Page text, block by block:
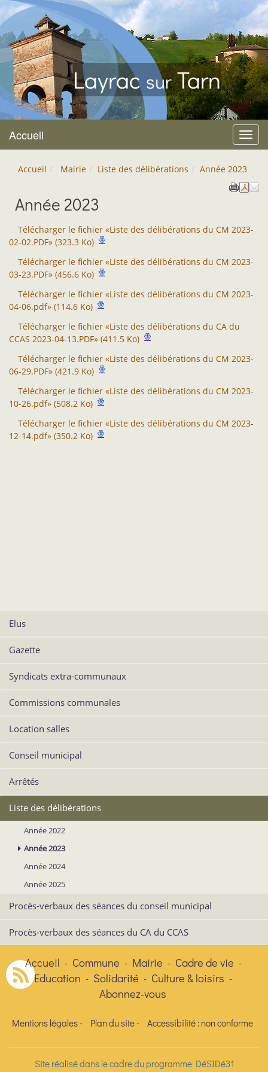
Layrac surTarn
Menu
Accueil
Accueil Mairie Liste des délibérations Année 2023
Année 2023
Télécharger le fichier «Liste des délibérations du CM 2023-
02-02.PDF» (323.3 Ko)
Télécharger le fichier «Liste des délibérations du CM 2023-
03-23.PDF» (456.6 Ko)
Télécharger le fichier «Liste des délibérations du CM 2023-
04-06.pdf» (114.6 Ko)
Télécharger le fichier «Liste des délibérations du CA du
CCAS 2023-04-13.PDF» (411.5 Ko)
Télécharger le fichier «Liste des délibérations du CM 2023-
06-29.PDF» (421.9 Ko)
Télécharger le fichier «Liste des délibérations du CM 2023-
10-26.pdf» (508.2 Ko)
Télécharger le fichier «Liste des délibérations du CM 2023-
12-14.pdf» (350.2 Ko)
Elus
Gazette
Syndicats extra-communaux
Commissions communales
Location salles
Conseil municipal
Arrêtés
Liste des délibérations
Année 2022
Année 2023
Année 2024
Année 2025
Procès-verbaux des séances du conseil municipal
Procès-verbaux des séances du CA du CCAS
Accueil - Commune - Mairie - Cadre de vie -
Education - Solidarité - Culture & loisirs -
Abonnez-vous
Mentions légales - Plan du site - Accessibilité : non conforme
Site réalisé dans le cadre du programme DéSIDé31